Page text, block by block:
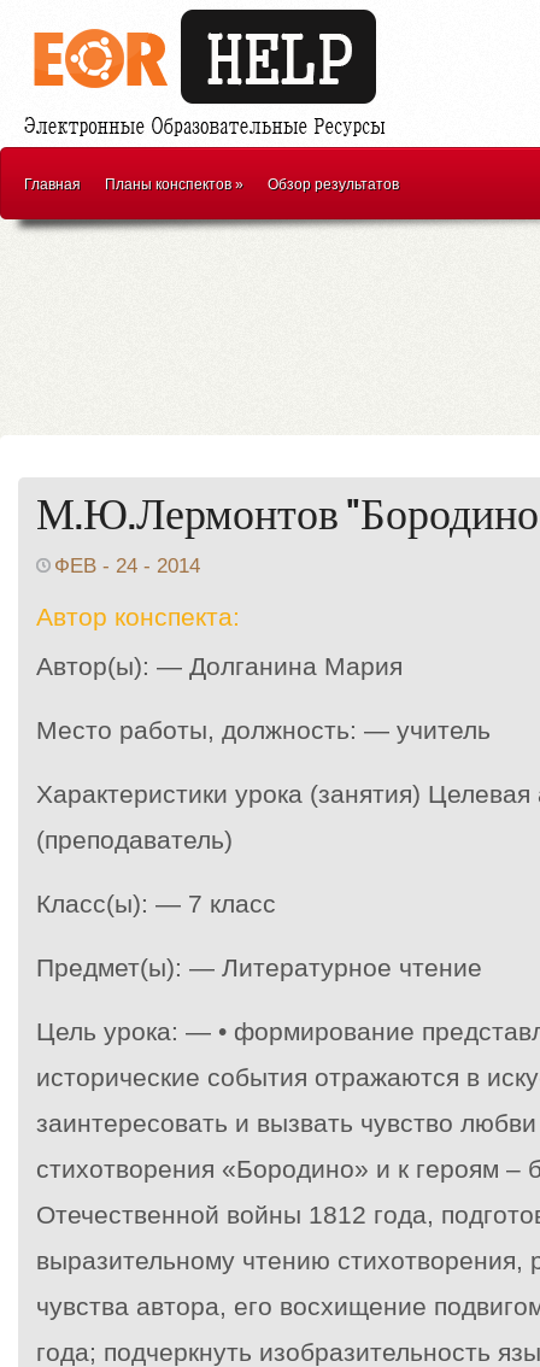
Главная Планы конспектов» Обзор результатов
М.Ю.Лермонтов
ФЕВ - 24 - 2014
Автор конспекта:
Автор(ы): — Долганина Мария
Место работы, должность: — учитель
Характеристики урока (занятия)
(преподаватель)
Класс(ы): — 7 класс
Предмет(ы): — Литературное чтение
Цель урока: — • формирование
исторические события отражаются в
заинтересовать и вызвать чувство
стихотворения «Бородино» и к героям –
Отечественной войны 1812 года,
выразительному чтению стихотворения,
чувства автора, его восхищение
года; подчеркнуть изобразительность